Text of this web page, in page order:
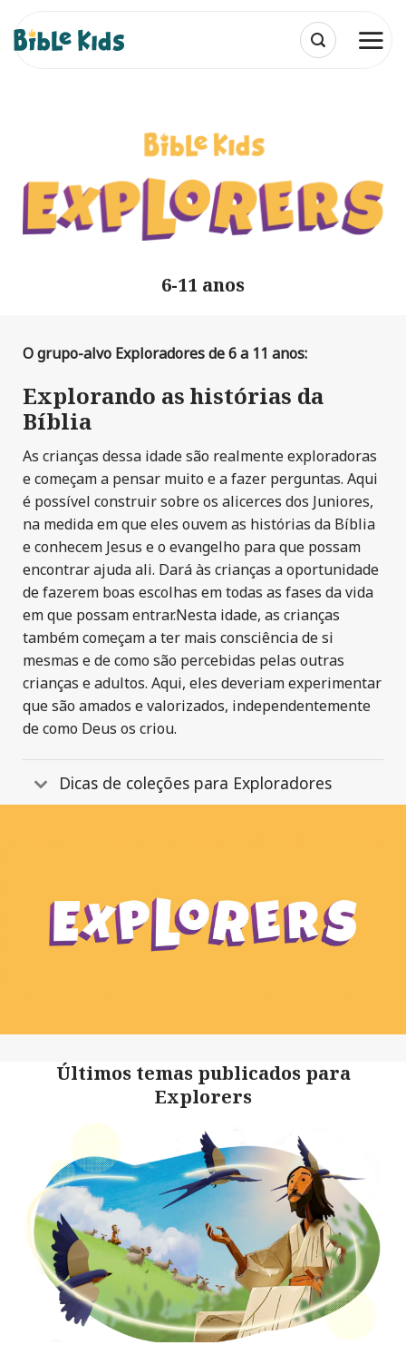
content
6-11 anos
O grupo-alvo Exploradores de 6 a 11 anos:
Explorando as histórias da
Bíblia
As crianças dessa idade são realmente exploradoras
e começam a pensar muito e a fazer perguntas. Aqui
é possível construir sobre os alicerces dos Juniores,
na medida em que eles ouvem as histórias da Bíblia
e conhecem Jesus e o evangelho para que possam
encontrar ajuda ali. Dará às crianças a oportunidade
de fazerem boas escolhas em todas as fases da vida
em que possam entrar.Nesta idade, as crianças
também começam a ter mais consciência de si
mesmas e de como são percebidas pelas outras
crianças e adultos. Aqui, eles deveriam experimentar
que são amados e valorizados, independentemente
de como Deus os criou.
Dicas de coleções para Exploradores
Últimos temas publicados para
Explorers